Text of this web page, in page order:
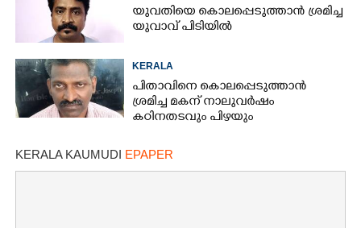
യുവതിയെ കൊലപ്പെടുത്താൻ ശ്രമിച്ച
യുവാവ് പിടിയിൽ
KERALA
പിതാവിനെ കൊലപ്പെടുത്താൻ
ശ്രമിച്ച മകന് നാലുവർഷം
കഠിനതടവും പിഴയും
KERALA KAUMUDI EPAPER